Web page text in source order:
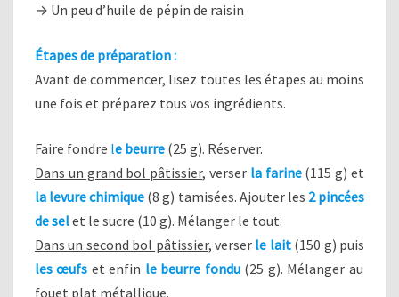
→ Un peu d’huile de pépin de raisin
Étapes de préparation :
Avant de commencer, lisez toutes les étapes au moins
une fois et préparez tous vos ingrédients.
Faire fondre le beurre (25 g). Réserver.
Dans un grand bol pâtissier, verser la farine(115 g) et
la levure chimique (8 g) tamisées. Ajouter les 2 pincées
de selet le sucre (10 g). Mélanger le tout.
Dans un second bol pâtissier, verser le lait(150 g) puis
les œufs et enfin le beurre fondu (25 g). Mélanger au
fouet plat métallique.